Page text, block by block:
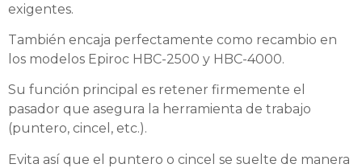
exigentes.
También encaja perfectamente como recambio en
los modelos Epiroc HBC-2500 y HBC-4000.
Su función principal es retener firmemente el
pasador que asegura la herramienta de trabajo
(puntero, cincel, etc.).
Evita así que el puntero o cincel se suelte de manera